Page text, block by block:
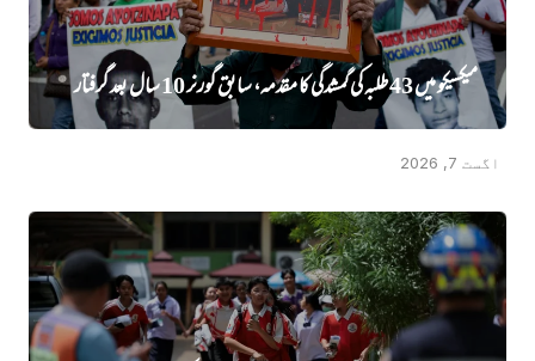
میکسیکو میں 43 طلبہ کی گمشدگی کا مقدمہ، سابق گورنر 10 سال بعد گرفتار
اگست 7, 2026